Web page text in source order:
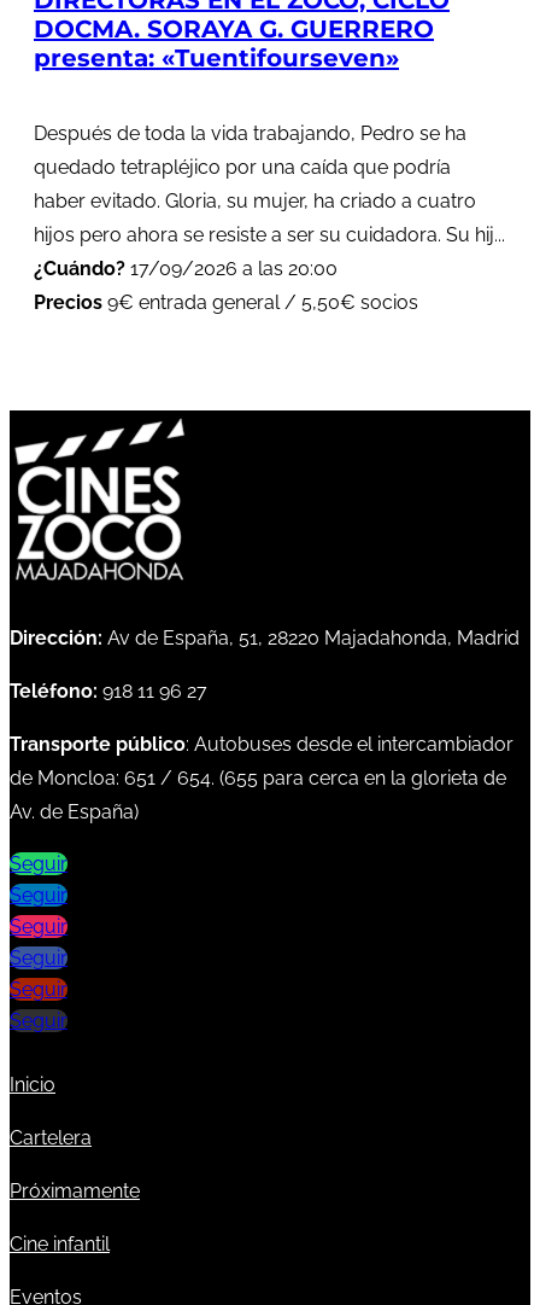
DOCMA. SORAYA G. GUERRERO
presenta: «Tuentifourseven»
Después de toda la vida trabajando, Pedro se ha
quedado tetrapléjico por una caída que podría
haber evitado. Gloria, su mujer, ha criado a cuatro
hijos pero ahora se resiste a ser su cuidadora. Su hij...
¿Cuándo? 17/09/2026 a las 20:00
Precios 9€ entrada general / 5,50€ socios
Dirección: Av de España, 51, 28220 Majadahonda, Madrid
Teléfono: 918 11 96 27
Transporte público: Autobuses desde el intercambiador
de Moncloa: 651 / 654. (655 para cerca en la glorieta de
Av. de España)
Seguir
Seguir
Seguir
Seguir
Seguir
Seguir
Inicio
Cartelera
Próximamente
Cine infantil
Eventos